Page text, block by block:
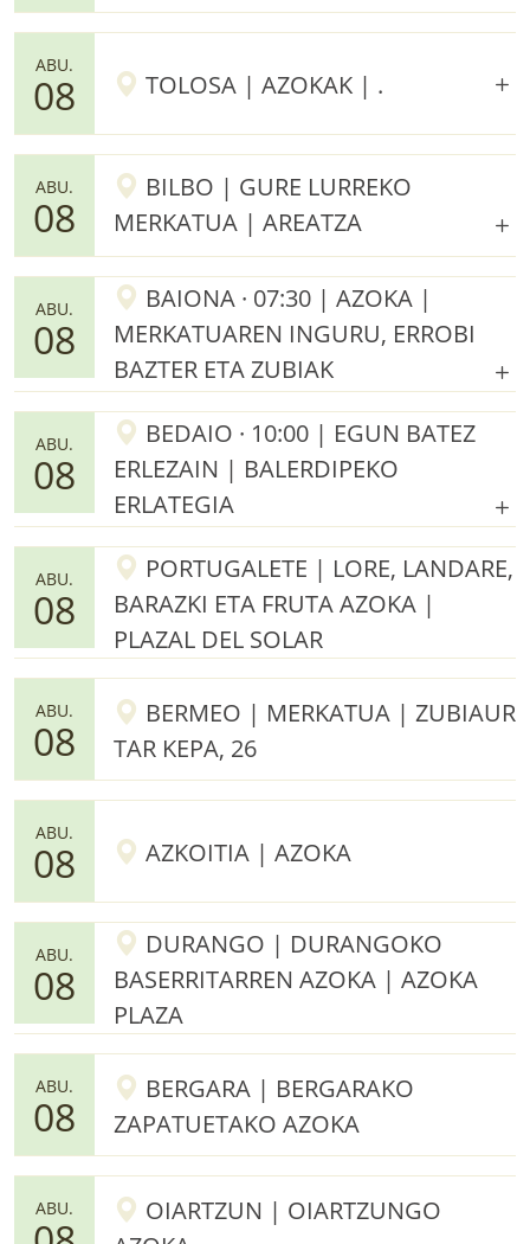
ABU.
08 TOLOSA | AZOKAK | .
ABU.
08
BILBO | GURE LURREKO
MERKATUA | AREATZA
ABU.
08
BAIONA · 07:30 | AZOKA |
MERKATUAREN INGURU, ERROBI
BAZTER ETA ZUBIAK
ABU.
08
BEDAIO · 10:00 | EGUN BATEZ
ERLEZAIN | BALERDIPEKO
ERLATEGIA
ABU.
08
PORTUGALETE | LORE, LANDARE,
BARAZKI ETA FRUTA AZOKA |
PLAZAL DEL SOLAR
ABU.
08
BERMEO | MERKATUA | ZUBIAUR
TAR KEPA, 26
ABU.
08 AZKOITIA | AZOKA
ABU.
08
DURANGO | DURANGOKO
BASERRITARREN AZOKA | AZOKA
PLAZA
ABU.
08
BERGARA | BERGARAKO
ZAPATUETAKO AZOKA
ABU.
OIARTZUN | OIARTZUNGO